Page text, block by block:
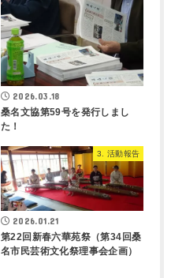
2026.03.18
桑名文協第59号を発行しまし
た！
3. 活動報告
2026.01.21
第22回新春六華苑祭（第34回桑
名市民芸術文化祭理事会企画）